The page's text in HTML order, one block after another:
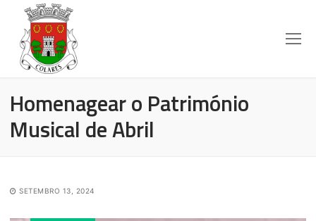
Homenagear o Património
Musical de Abril
SETEMBRO 13, 2024